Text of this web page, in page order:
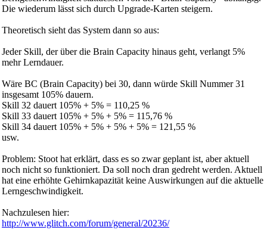
Die wiederum lässt sich durch Upgrade-Karten steigern.
Theoretisch sieht das System dann so aus:
Jeder Skill, der über die Brain Capacity hinaus geht, verlangt 5%
mehr Lerndauer.
Wäre BC (Brain Capacity) bei 30, dann würde Skill Nummer 31
insgesamt 105% dauern.
Skill 32 dauert 105% + 5% = 110,25 %
Skill 33 dauert 105% + 5% + 5% = 115,76 %
Skill 34 dauert 105% + 5% + 5% + 5% = 121,55 %
usw.
Problem: Stoot hat erklärt, dass es so zwar geplant ist, aber aktuell
noch nicht so funktioniert. Da soll noch dran gedreht werden. Aktuell
hat eine erhöhte Gehirnkapazität keine Auswirkungen auf die aktuelle
Lerngeschwindigkeit.
Nachzulesen hier:
http://www.glitch.com/forum/general/20236/